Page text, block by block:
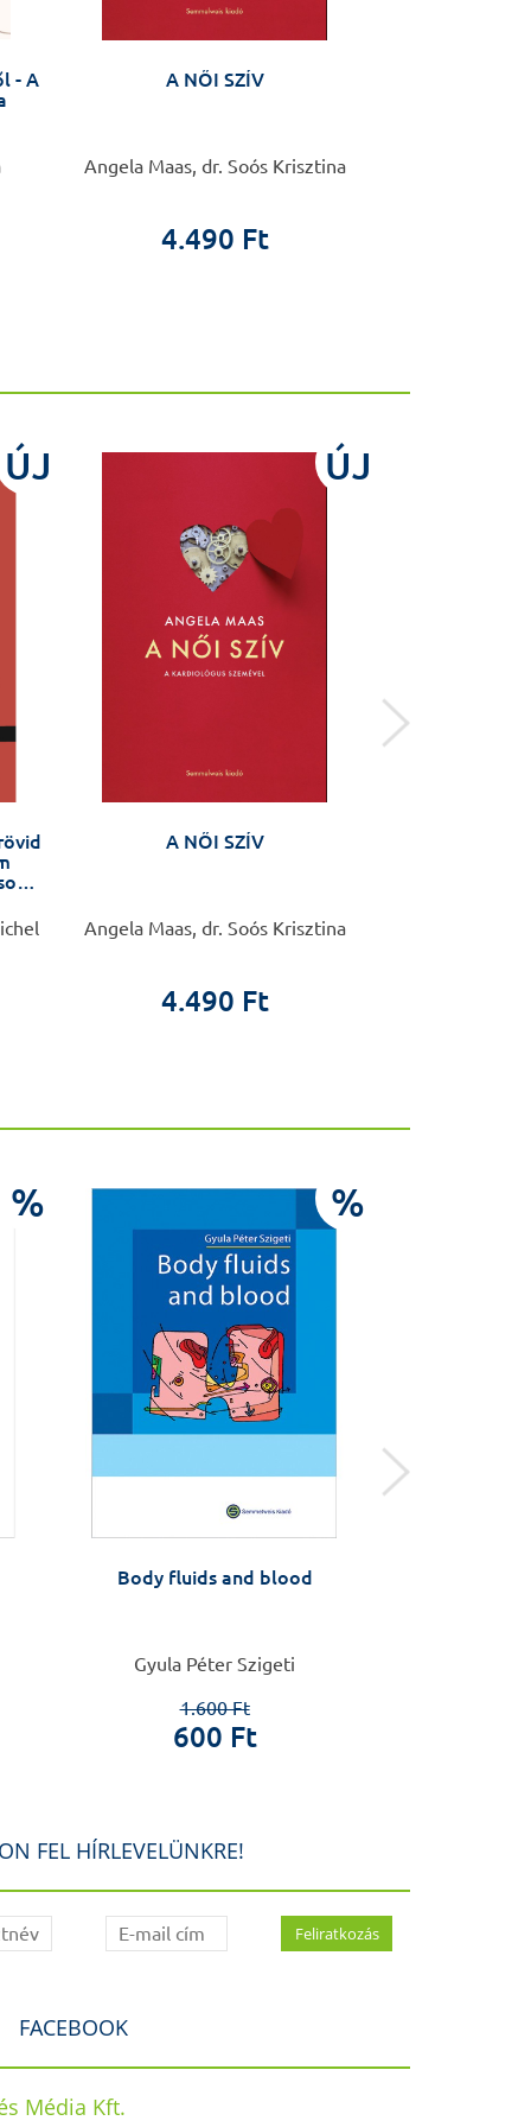
A NŐI SZÍV
Angela Maas, dr. Soós Krisztina
4.490 Ft
ÚJ ÚJ
A NŐI SZÍV
Angela Maas, dr. Soós Krisztina
4.490 Ft
% %
Body fluids and blood
Gyula Péter Szigeti
1.600 Ft
600 Ft
FEL HÍRLEVELÜNKRE!
FACEBOOK
Média Kft.